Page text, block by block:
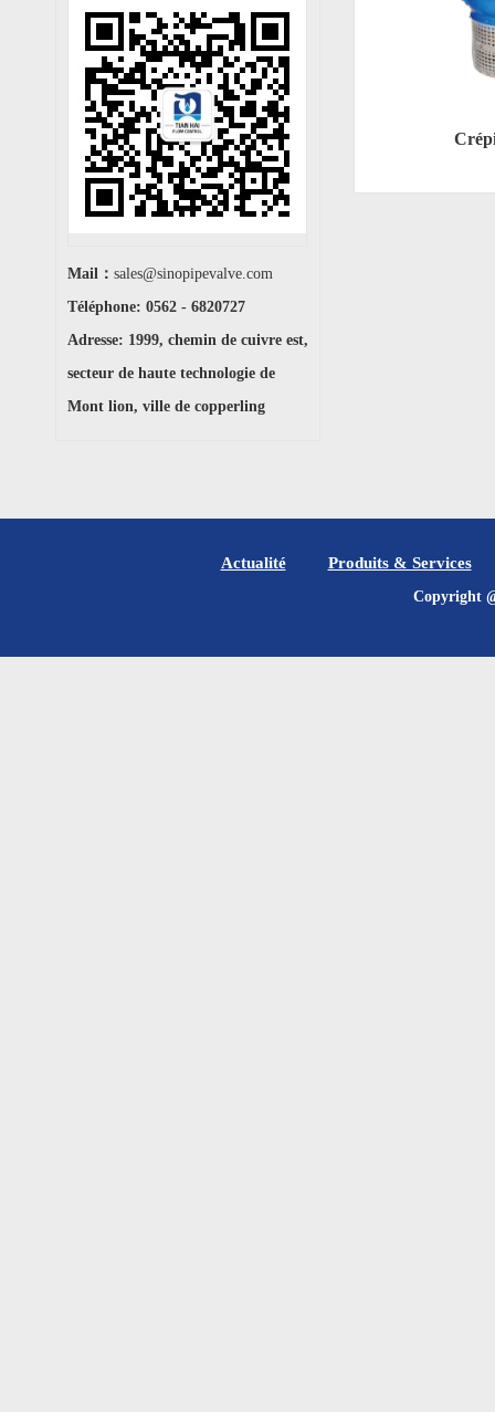
Mail： sales@sinopipevalve.com
Téléphone: 0562 - 6820727
Adresse: 1999, chemin de cuivre est,
secteur de haute technologie de
Mont lion, ville de copperling
Actualité Produits & Services
Copyright